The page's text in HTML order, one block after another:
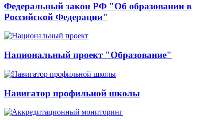
Федеральный закон РФ "Об образовании в
Российской Федерации"
Национальный проект "Образование"
Навигатор профильной школы